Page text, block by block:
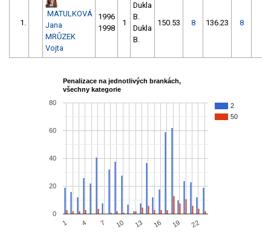
1.
MATULKOVÁ
Jana
MRŮZEK
Vojta
1996
1998
1
Dukla
B.
Dukla
B.
150.53 8 136.23 8
Penalizace na jednotlivých brankách,
všechny kategorie
2
50
1 4 7 10 13 16 19 22
0
20
40
60
80